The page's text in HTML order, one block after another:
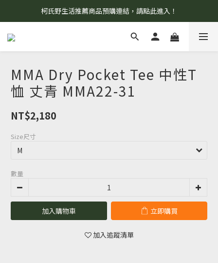
8/7 當天暫停開放工作室。請見諒！
柯氏野生活推薦商品預購連結，請點此進入！
8/7 當天暫停開放工作室。請見諒！
MMA Dry Pocket Tee 中性T
恤 丈青 MMA22-31
NT$2,180
Size尺寸
數量
加入購物車 立即購買
加入追蹤清單